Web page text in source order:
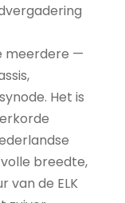
meerdere —
Het is
breedte,
van de ELK